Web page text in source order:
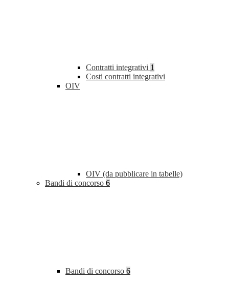
Contratti integrativi 1
Costi contratti integrativi
OIV
OIV (da pubblicare in tabelle)
Bandi di concorso 6
Bandi di concorso 6